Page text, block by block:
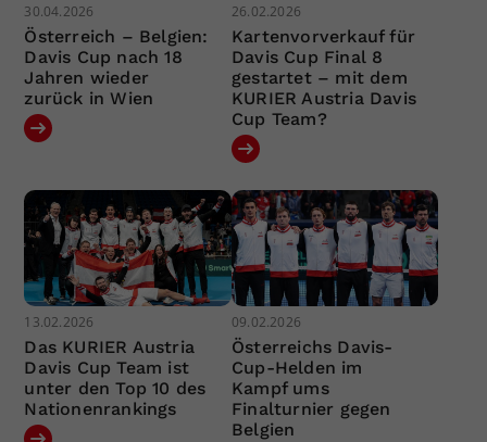
30.04.2026
Österreich – Belgien:
Davis Cup nach 18
Jahren wieder
zurück in Wien
26.02.2026
Kartenvorverkauf für
Davis Cup Final 8
gestartet – mit dem
KURIER Austria Davis
Cup Team?
13.02.2026
Das KURIER Austria
Davis Cup Team ist
unter den Top 10 des
Nationenrankings
09.02.2026
Österreichs Davis-
Cup-Helden im
Kampf ums
Finalturnier gegen
Belgien